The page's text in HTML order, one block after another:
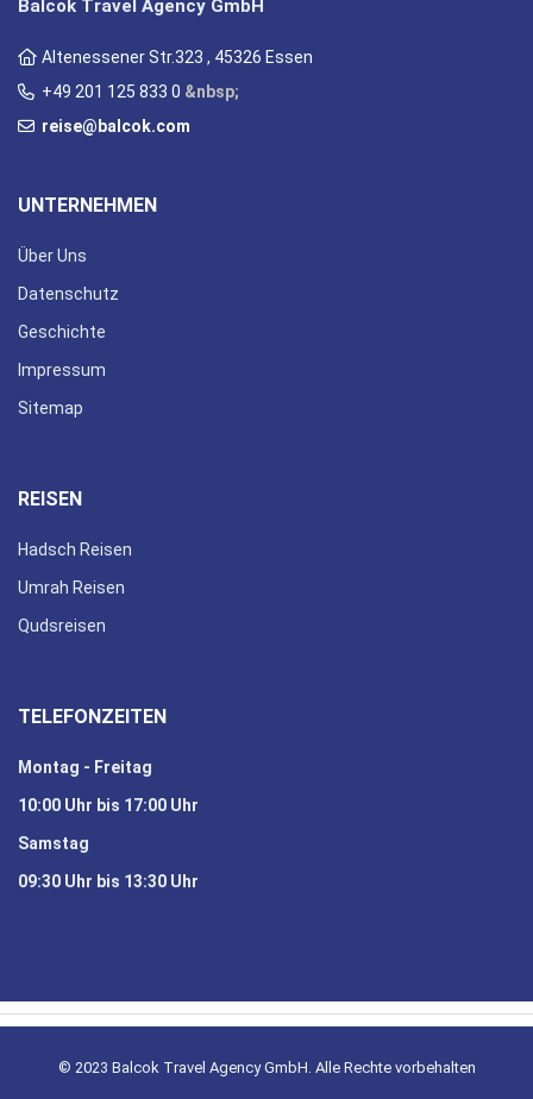
Balcok Travel Agency GmbH
Altenessener Str.323 , 45326 Essen
+49 201 125 833 0 &nbsp;
reise@balcok.com
UNTERNEHMEN
Über Uns
Datenschutz
Geschichte
Impressum
Sitemap
REISEN
Hadsch Reisen
Umrah Reisen
Qudsreisen
TELEFONZEITEN
Montag - Freitag
10:00 Uhr bis 17:00 Uhr
Samstag
09:30 Uhr bis 13:30 Uhr
© 2023 Balcok Travel Agency GmbH. Alle Rechte vorbehalten